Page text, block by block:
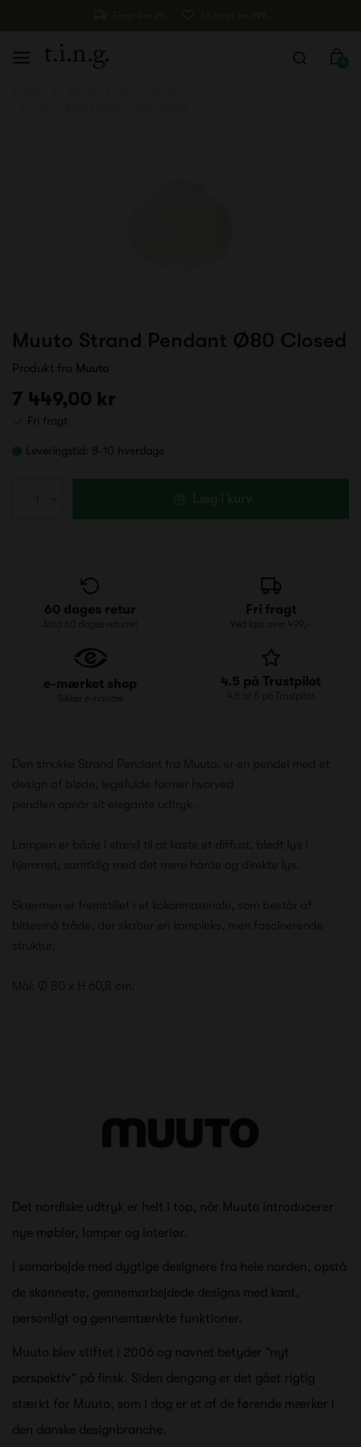
0
Muuto Strand Pendant Ø80 Closed
Produkt fra Muuto
7 449,00 kr
Fri fragt
Leveringstid: 8-10 hverdage
Læg i kurv
60 dages retur
Altid 60 dages returret
Fri fragt
Ved køb over 499,-
e-mærket shop
Sikker e-handel
4.5 på Trustpilot
4.5 af 5 på Trustpilot
Den smukke Strand Pendant fra Muuto, er en pendel med et
design af bløde, legefulde former hvorved
pendlen opnår sit elegante udtryk.
Lampen er både i stand til at kaste et diffust, blødt lys i
hjemmet, samtidig med det mere hårde og direkte lys.
Skærmen er fremstillet i et kokonmateriale, som består af
bittesmå tråde, der skaber en kompleks, men fascinerende
struktur.
Mål: Ø 80 x H 60,8 cm.
Det nordiske udtryk er helt i top, når Muuto introducerer
nye møbler, lamper og interiør.
I samarbejde med dygtige designere fra hele norden, opstå
de skønneste, gennemarbejdede designs med kant,
personligt og gennemtænkte funktioner.
Muuto blev stiftet i 2006 og navnet betyder “nyt
perspektiv” på finsk. Siden dengang er det gået rigtig
stærkt for Muuto, som i dag er et af de førende mærker i
den danske designbranche.